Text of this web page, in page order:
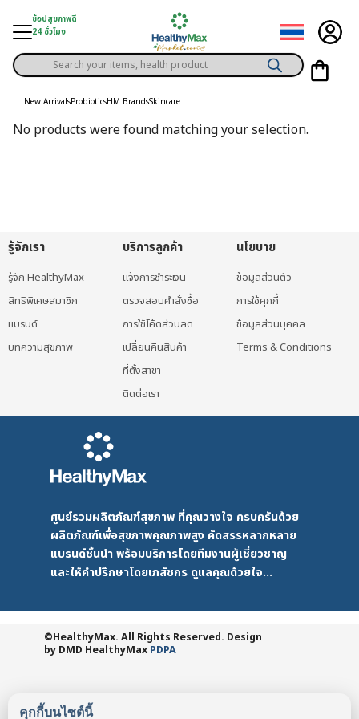
content
ช้อปสุขภาพดี
24 ชั่วโมง
Solution
Products
search
New ArrivalsProbioticsHM BrandsSkincare
No products were found matching your selection.
คุกกี้บนไซต์นี้
รู้จักเรา
รู้จัก HealthyMax
สิทธิพิเศษสมาชิก
แบรนด์
บทความสุขภาพ
บริการลูกค้า
แจ้งการชำระเงิน
ตรวจสอบคำสั่งซื้อ
การใช้โค้ดส่วนลด
เปลี่ยนคืนสินค้า
ที่ตั้งสาขา
ติดต่อเรา
นโยบาย
ข้อมูลส่วนตัว
การใช้คุกกี้
ข้อมูลส่วนบุคคล
Terms & Conditions
ศูนย์รวมผลิตภัณฑ์สุขภาพ ที่คุณวางใจ ครบครันด้วย
ผลิตภัณฑ์เพื่อสุขภาพคุณภาพสูง คัดสรรหลากหลาย
แบรนด์ชั้นนำ พร้อมบริการโดยทีมงานผู้เชี่ยวชาญ
และให้คำปรึกษาโดยเภสัชกร ดูแลคุณด้วยใจ...
©HealthyMax. All Rights Reserved. Design
by DMD HealthyMax PDPA